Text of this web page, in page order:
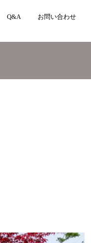
Q&A お問い合わせ